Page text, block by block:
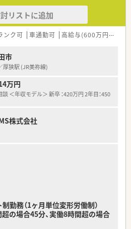
海外留学へ出発するための欠員募集と
わたってチームに貢献できる方を求めてい
境で、新しい知識を習得する意欲があ
ら40代を想定しており、現場をリード
翼を担ってくださる方を募集しておりま
を中心に店舗展開を行っている法人で、
師として現場に立っており、従業員の働
フが在籍するなど定着率が非常に高
続けたい方にとって最適な就業環境と言
性2名で構成されており、明るく活気の
に相談し合いながら業務を進めていま
リストに追加
ンク可 車通勤可 高給与(600万円以上)
市
厚狭駅 (JR美祢線)
万円
＜年収モデル＞ 新卒 ：420万円 2年目：450
株式会社
勤務（1ヶ月単位変形労働制）
の場合45分、実働8時間超の場合